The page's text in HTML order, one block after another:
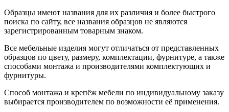
Образцы имеют названия для их различия и более быстрого
поиска по сайту, все названия образцов не являются
зарегистрированным товарным знаком.
Все мебельные изделия могут отличаться от представленных
образцов по цвету, размеру, комплектации, фурнитуре, а также
способами монтажа и производителями комплектующих и
фурнитуры.
Способ монтажа и крепёж мебели по индивидуальному заказу
выбирается производителем по возможности её применения.